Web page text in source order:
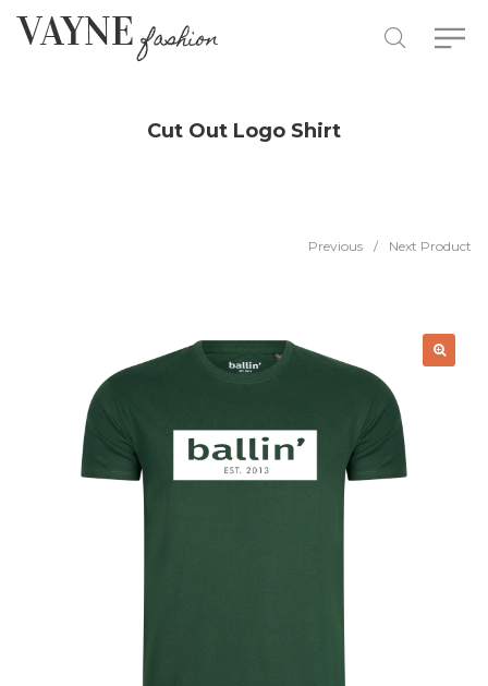
Cut Out Logo Shirt
Previous / Next Product